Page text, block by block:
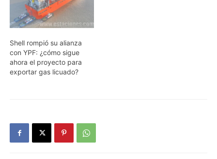
Shell rompió su alianza
con YPF: ¿cómo sigue
ahora el proyecto para
exportar gas licuado?